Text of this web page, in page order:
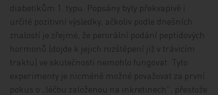
diabetikům 1. typu. Popsány byly překvapivě i
určité pozitivní výsledky, ačkoliv podle dnešních
znalostí je zřejmé, že perorální podání peptidových
hormonů (dojde k jejich rozštěpení již v trávicím
traktu) ve skutečnosti nemohlo fungovat. Tyto
experimenty je nicméně možné považovat za první
pokus o „léčbu založenou na inkretinech“, přestože